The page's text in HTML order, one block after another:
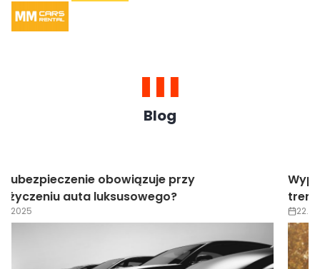
Blog
Wypożyczenie auta luksusowego na wesele –
trendy 2025
22.05.2025